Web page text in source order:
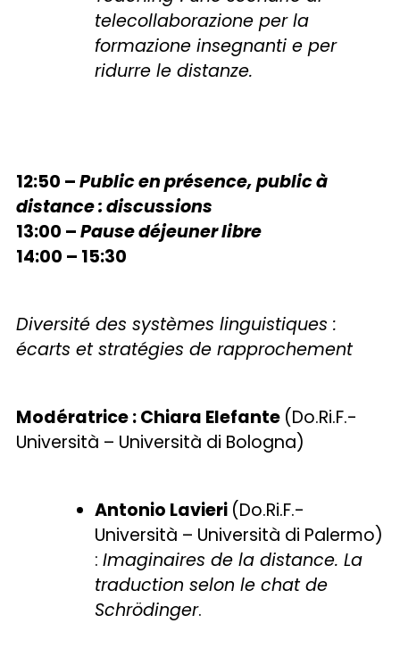
telecollaborazione per la
formazione insegnanti e per
ridurre le distanze.
12:50 –Public en présence, public à
distance : discussions
13:00 –Pause déjeuner libre
14:00 – 15:30
Diversité des systèmes linguistiques :
écarts et stratégies de rapprochement
Modératrice : Chiara Elefante (Do.Ri.F.-
Università – Università di Bologna)
Antonio Lavieri (Do.Ri.F.-
Università – Università di Palermo)
:Imaginaires de la distance. La
traduction selon le chat de
Schrödinger.